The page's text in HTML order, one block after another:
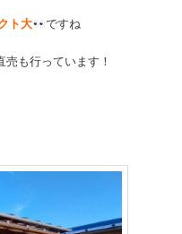
ト大 ですね
売も行っています！